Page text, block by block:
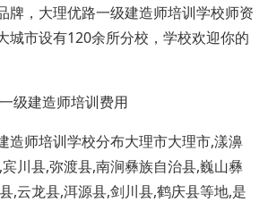
牌，大理优路一级建造师培训学校师资
城市设有120余所分校，学校欢迎你的
造师培训学校分布大理市大理市,漾濞
川县,弥渡县,南涧彝族自治县,巍山彝
,云龙县,洱源县,剑川县,鹤庆县等地,是